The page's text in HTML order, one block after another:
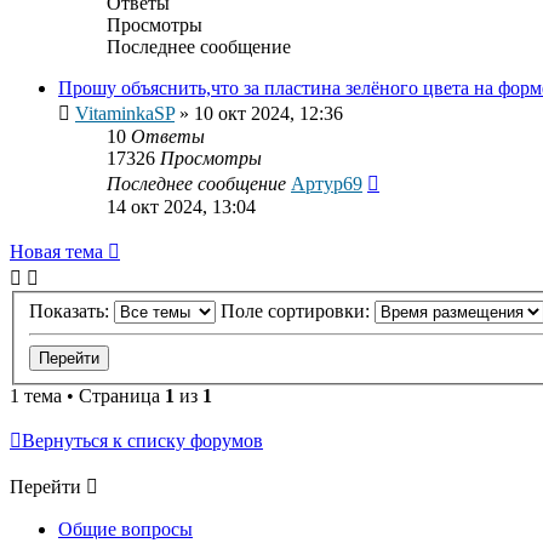
Просмотры
Последнее сообщение
Прошу объяснить,что за пластина зелёного цвета на
VitaminkaSP» 10 окт 2024, 12:36
10 Ответы
17326 Просмотры
Последнее сообщение Артур69
14 окт 2024, 13:04
Новая тема
Показать: Поле сортировки:
1 тема • Страница 1 из 1
Вернуться к списку форумов
Перейти
Общие вопросы